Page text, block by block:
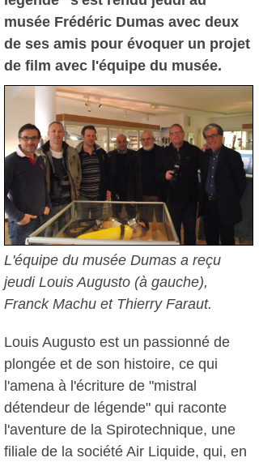
musée Frédéric Dumas avec deux
de ses amis pour évoquer un projet
de film avec l'équipe du musée.
L'équipe du musée Dumas a reçu
jeudi Louis Augusto (à gauche),
Franck Machu et Thierry Faraut.
Louis Augusto est un passionné de
plongée et de son histoire, ce qui
l'amena à l'écriture de "mistral
détendeur de légende" qui raconte
l'aventure de la Spirotechnique, une
filiale de la société Air Liquide, qui, en